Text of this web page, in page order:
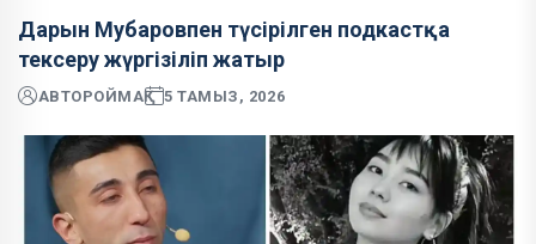
Дарын Мубаровпен түсірілген подкастқа
тексеру жүргізіліп жатыр
АВТОРОЙМАҚ 5 ТАМЫЗ, 2026